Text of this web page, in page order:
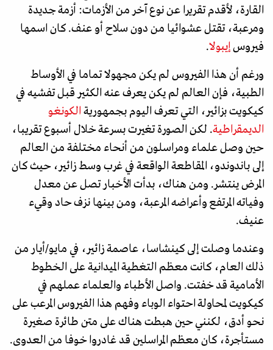
القارة، لأقدم تقريرا عن نوع آخر من الأزمات: أزمة جديدة
ومرعبة، تقتل عشوائيا من دون سلاح أو عنف. كان اسمها
فيروسإيبولا.
ورغم أن هذا الفيروس لم يكن مجهولا تماما في الأوساط
الطبية، فإن العالم لم يكن يعرف عنه الكثير قبل تفشيه في
كيكويت بزائير، التي تعرف اليوم بجمهورية الكونغو
الديمقراطية. لكن الصورة تغيرت بسرعة خلال أسبوع تقريبا،
حين وصل علماء ومراسلون من أنحاء مختلفة من العالم
إلى باندوندو، المقاطعة الواقعة في غرب وسط زائير، حيث كان
المرض ينتشر. ومن هناك، بدأت الأخبار تصل عن معدل
وفياته المرتفع وأعراضه المرعبة، ومن بينها نزف حاد وقيء
عنيف.
وعندما وصلت إلى كينشاسا، عاصمة زائير، في مايو/أيار من
ذلك العام، كانت معظم التغطية الميدانية على الخطوط
الأمامية قد خفتت. واصل الأطباء والعلماء عملهم في
كيكويت لمحاولة احتواء الوباء وفهم هذا الفيروس المرعب على
نحو أدق، لكنني حين هبطت هناك على متن طائرة صغيرة
مستأجرة، كان معظم المراسلين قد غادروا خوفا من العدوى.